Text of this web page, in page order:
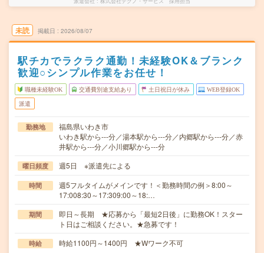
未読 掲載日 2026/08/07
駅チカでラクラク通勤！未経験OK＆ブランク
歓迎○シンプル作業をお任せ！
職種未経験OK 交通費別途支給あり 土日祝日が休み WEB登録OK
派遣
勤務地
福島県いわき市
いわき駅から---分／湯本駅から---分／内郷駅から---分／赤
井駅から---分／小川郷駅から---分
曜日頻度 週5日 ※派遣先による
時間
週5フルタイムがメインです！＜勤務時間の例＞8:00～
17:008:30～17:309:00～18:…
期間
即日～長期 ★応募から「最短2日後」に勤務OK！スター
ト日はご相談ください。★急募です！
時給 時給1100円～1400円 ★Wワーク不可